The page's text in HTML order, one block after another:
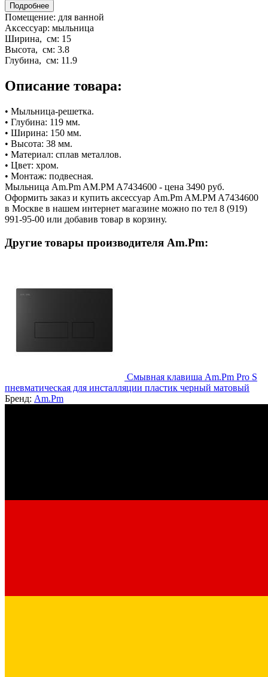
Подробнее
Помещение: для ванной
Аксессуар: мыльница
Ширина, см: 15
Высота, см: 3.8
Глубина, см: 11.9
Описание товара:
• Мыльница-решетка.
• Глубина: 119 мм.
• Ширина: 150 мм.
• Высота: 38 мм.
• Материал: сплав металлов.
• Цвет: хром.
• Монтаж: подвесная.
Мыльница Am.Pm AM.PM A7434600 - цена 3490 руб.
Оформить заказ и купить аксессуар Am.Pm AM.PM A7434600
в Москве в нашем интернет магазине можно по тел 8 (919)
991-95-00 или добавив товар в корзину.
Другие товары производителя Am.Pm:
Смывная клавиша Am.Pm Pro S
пневматическая для инсталляции пластик черный матовый
Бренд: Am.Pm